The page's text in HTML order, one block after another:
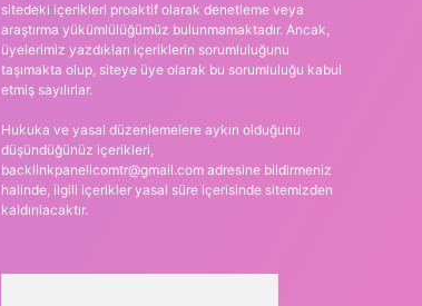
sitedeki içerikleri proaktif olarak denetleme veya
araştırma yükümlülüğümüz bulunmamaktadır. Ancak,
üyelerimiz yazdıkları içeriklerin sorumluluğunu
taşımakta olup, siteye üye olarak bu sorumluluğu kabul
etmiş sayılırlar.
Hukuka ve yasal düzenlemelere aykırı olduğunu
düşündüğünüz içerikleri,
backlinkpanelicomtr@gmail.comadresine bildirmeniz
halinde, ilgili içerikler yasal süre içerisinde sitemizden
kaldırılacaktır.